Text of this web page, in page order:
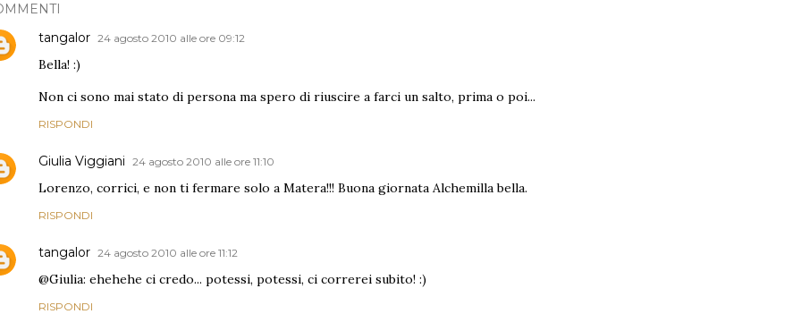
tangalor 24 agosto 2010 alle ore 09:12
Bella! :)
Non ci sono mai stato di persona ma spero di riuscire a farci un salto, prima o poi...
RISPONDI
Giulia Viggiani 24 agosto 2010 alle ore 11:10
Lorenzo, corrici, e non ti fermare solo a Matera!!! Buona giornata Alchemilla bella.
RISPONDI
tangalor 24 agosto 2010 alle ore 11:12
@Giulia: ehehehe ci credo... potessi, potessi, ci correrei subito! :)
RISPONDI